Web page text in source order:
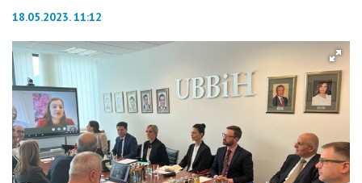
18.05.2023. 11:12